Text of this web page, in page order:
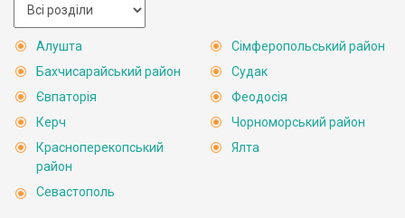
Алушта
Бахчисарайський район
Євпаторія
Керч
Красноперекопський
район
Севастополь
Сімферопольський район
Судак
Феодосія
Чорноморський район
Ялта